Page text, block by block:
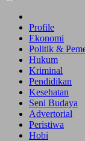
Profile
Ekonomi
Politik &
Hukum
Kriminal
Pendidikan
Kesehatan
Seni Budaya
Advertorial
Peristiwa
Hobi